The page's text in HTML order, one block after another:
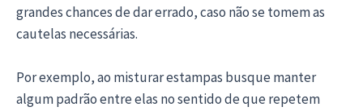
grandes chances de dar errado, caso não se tomem as
cautelas necessárias.
Por exemplo, ao misturar estampas busque manter
algum padrão entre elas no sentido de que repetem